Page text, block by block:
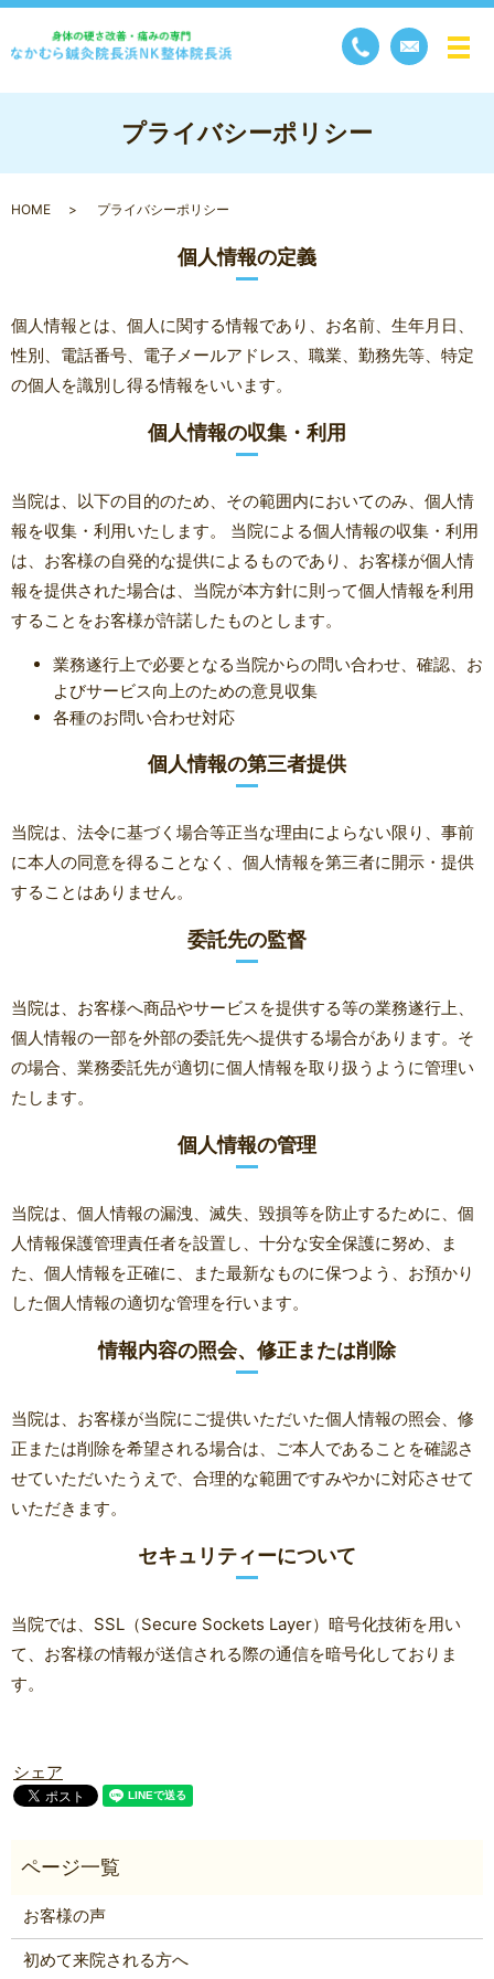
メ
プライバシーポリシー
HOME プライバシーポリシー
個人情報の定義
個人情報とは、個人に関する情報であり、お名前、生年月日、
性別、電話番号、電子メールアドレス、職業、勤務先等、特定
の個人を識別し得る情報をいいます。
個人情報の収集・利用
当院は、以下の目的のため、その範囲内においてのみ、個人情
報を収集・利用いたします。 当院による個人情報の収集・利用
は、お客様の自発的な提供によるものであり、お客様が個人情
報を提供された場合は、当院が本方針に則って個人情報を利用
することをお客様が許諾したものとします。
業務遂行上で必要となる当院からの問い合わせ、確認、お
よびサービス向上のための意見収集
各種のお問い合わせ対応
個人情報の第三者提供
当院は、法令に基づく場合等正当な理由によらない限り、事前
に本人の同意を得ることなく、個人情報を第三者に開示・提供
することはありません。
委託先の監督
当院は、お客様へ商品やサービスを提供する等の業務遂行上、
個人情報の一部を外部の委託先へ提供する場合があります。そ
の場合、業務委託先が適切に個人情報を取り扱うように管理い
たします。
個人情報の管理
当院は、個人情報の漏洩、滅失、毀損等を防止するために、個
人情報保護管理責任者を設置し、十分な安全保護に努め、ま
た、個人情報を正確に、また最新なものに保つよう、お預かり
した個人情報の適切な管理を行います。
情報内容の照会、修正または削除
当院は、お客様が当院にご提供いただいた個人情報の照会、修
正または削除を希望される場合は、ご本人であることを確認さ
せていただいたうえで、合理的な範囲ですみやかに対応させて
いただきます。
セキュリティーについて
当院では、SSL（Secure Sockets Layer）暗号化技術を用い
て、お客様の情報が送信される際の通信を暗号化しておりま
す。
シェア
お客様の声
初めて来院される方へ